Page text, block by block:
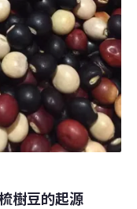
樹豆的起源